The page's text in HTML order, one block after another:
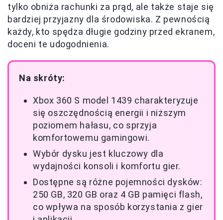
tylko obniża rachunki za prąd, ale także staje się
bardziej przyjazny dla środowiska. Z pewnością
każdy, kto spędza długie godziny przed ekranem,
doceni te udogodnienia.
Na skróty:
Xbox 360 S model 1439 charakteryzuje
się oszczędnością energii i niższym
poziomem hałasu, co sprzyja
komfortowemu gamingowi.
Wybór dysku jest kluczowy dla
wydajności konsoli i komfortu gier.
Dostępne są różne pojemności dysków:
250 GB, 320 GB oraz 4 GB pamięci flash,
co wpływa na sposób korzystania z gier